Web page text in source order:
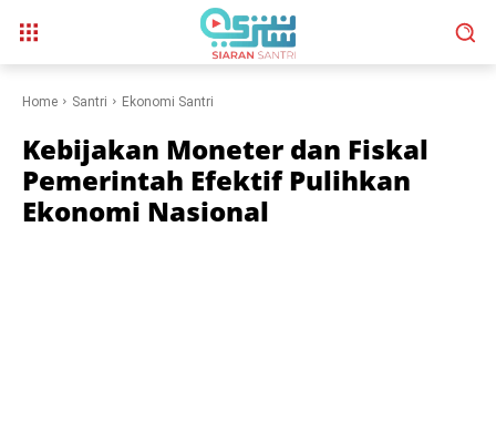
Home Santri Ekonomi Santri
Kebijakan Moneter dan Fiskal
Pemerintah Efektif Pulihkan
Ekonomi Nasional